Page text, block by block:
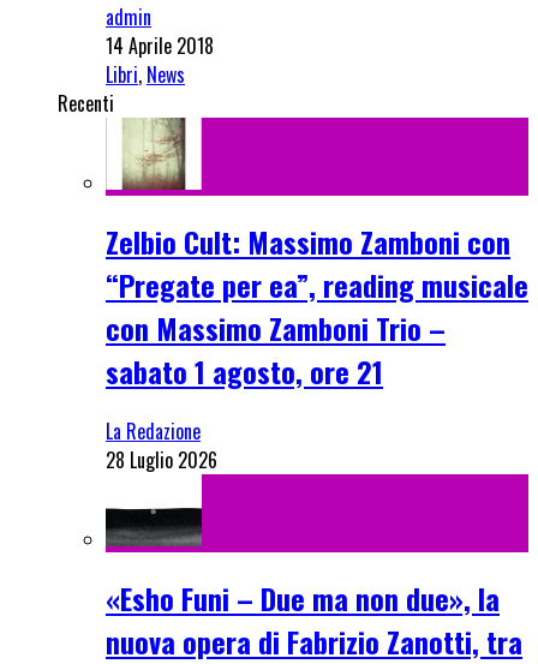
admin
14 Aprile 2018
Libri, News
Recenti
Zelbio Cult: Massimo Zamboni con
“Pregate per ea”, reading musicale
con Massimo Zamboni Trio –
sabato 1 agosto, ore 21
La Redazione
28 Luglio 2026
«Esho Funi – Due ma non due», la
nuova opera di Fabrizio Zanotti, tra